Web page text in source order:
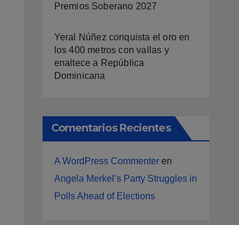
Premios Soberano 2027
Yeral Núñez conquista el oro en
los 400 metros con vallas y
enaltece a República
Dominicana
Comentarios Recientes
A WordPress Commenteren
Angela Merkel’s Party Struggles in
Polls Ahead of Elections